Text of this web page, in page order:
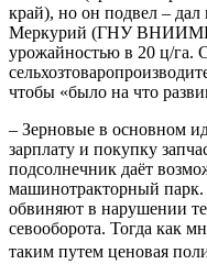
край), но он подвел – дал
Меркурий (ГНУ ВНИИМК)
урожайностью в 20 ц/га.
чтобы «было на что
– Зерновые в основном
зарплату и покупку
подсолнечник даёт
машинотракторный парк.
обвиняют в нарушении
севооборота. Тогда как
таким путем ценовая